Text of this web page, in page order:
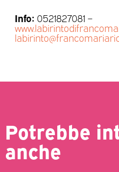
Info: 0521827081 –
Potrebbe
anche